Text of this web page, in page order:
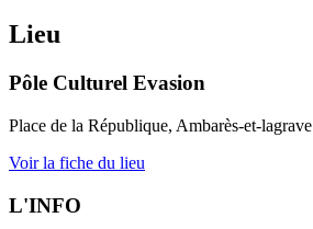
Lieu
Pôle Culturel Evasion
Place de la République, Ambarès-et-lagrave
Voir la fiche du lieu
L'INFO